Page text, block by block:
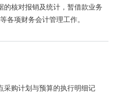
的核对报销及统计，暂借款业务
各项财务会计管理工作。
采购计划与预算的执行明细记